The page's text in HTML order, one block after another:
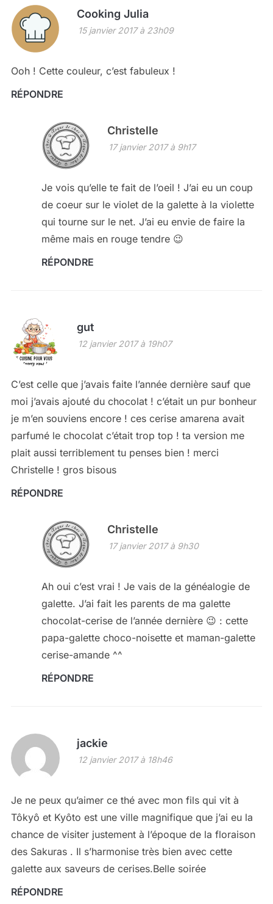
Cooking Julia
15 janvier 2017 à 23h09
Ooh ! Cette couleur, c’est fabuleux !
RÉPONDRE
Christelle
17 janvier 2017 à 9h17
Je vois qu’elle te fait de l’oeil ! J’ai eu un coup
de coeur sur le violet de la galette à la violette
qui tourne sur le net. J’ai eu envie de faire la
même mais en rouge tendre 😉
RÉPONDRE
gut
12 janvier 2017 à 19h07
C’est celle que j’avais faite l’année dernière sauf que
moi j’avais ajouté du chocolat ! c’était un pur bonheur
je m’en souviens encore ! ces cerise amarena avait
parfumé le chocolat c’était trop top ! ta version me
plait aussi terriblement tu penses bien ! merci
Christelle ! gros bisous
RÉPONDRE
Christelle
17 janvier 2017 à 9h30
Ah oui c’est vrai ! Je vais de la généalogie de
galette. J’ai fait les parents de ma galette
chocolat-cerise de l’année dernière 😉 : cette
papa-galette choco-noisette et maman-galette
cerise-amande ^^
RÉPONDRE
jackie
12 janvier 2017 à 18h46
Je ne peux qu’aimer ce thé avec mon fils qui vit à
Tôkyô et Kyôto est une ville magnifique que j’ai eu la
chance de visiter justement à l’époque de la floraison
des Sakuras . Il s’harmonise très bien avec cette
galette aux saveurs de cerises.Belle soirée
RÉPONDRE